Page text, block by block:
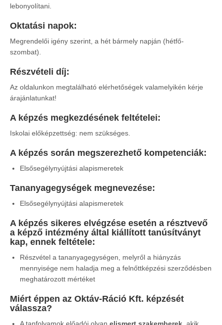
lebonyolítani.
Oktatási napok:
Megrendelői igény szerint, a hét bármely napján (hétfő-
szombat).
Részvételi díj:
Az oldalunkon megtalálható elérhetőségek valamelyikén kérje
árajánlatunkat!
A képzés megkezdésének feltételei:
Iskolai előképzettség: nem szükséges.
A képzés során megszerezhető kompetenciák:
Elsősegélynyújtási alapismeretek
Tananyagegységek megnevezése:
Elsősegélynyújtási alapismeretek
A képzés sikeres elvégzése esetén a résztvevő
a képző intézmény által kiállított tanúsítványt
kap, ennek feltétele:
Részvétel a tananyagegységen, melyről a hiányzás
mennyisége nem haladja meg a felnőttképzési szerződésben
meghatározott mértéket
Miért éppen az Oktáv-Ráció Kft. képzését
válassza?